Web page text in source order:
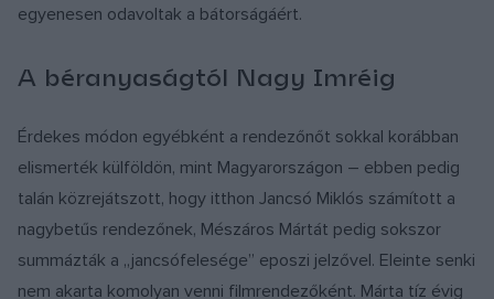
egyenesen odavoltak a bátorságáért.
A béranyaságtól Nagy Imréig
Érdekes módon egyébként a rendezőnőt sokkal korábban
elismerték külföldön, mint Magyarországon – ebben pedig
talán közrejátszott, hogy itthon Jancsó Miklós számított a
nagybetűs rendezőnek, Mészáros Mártát pedig sokszor
summázták a „jancsófelesége” eposzi jelzővel. Eleinte senki
nem akarta komolyan venni filmrendezőként. Márta tíz évig